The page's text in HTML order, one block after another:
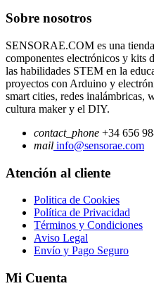
Sobre nosotros
SENSORAE.COM es una
componentes electrónicos y kits
las habilidades STEM en la
proyectos con Arduino y
smart cities, redes inalámbricas,
cultura maker y el DIY.
contact_phone +34 656
mail info@sensorae.com
Atención al cliente
Politica de Cookies
Política de Privacidad
Términos y Condiciones
Aviso Legal
Envío y Pago Seguro
Mi Cuenta